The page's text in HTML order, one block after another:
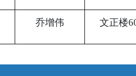
乔增伟 文正楼